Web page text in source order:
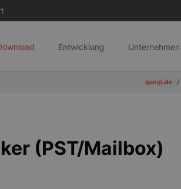
Entwicklung Unternehmen
gangl.de
(PST/Mailbox)